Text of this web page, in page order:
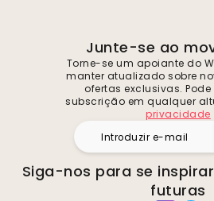
Junte-se ao
Torne-se um apoiante do
manter atualizado sobre
ofertas exclusivas.
subscrição em qualquer
privacidade
Siga-nos para se
futuras